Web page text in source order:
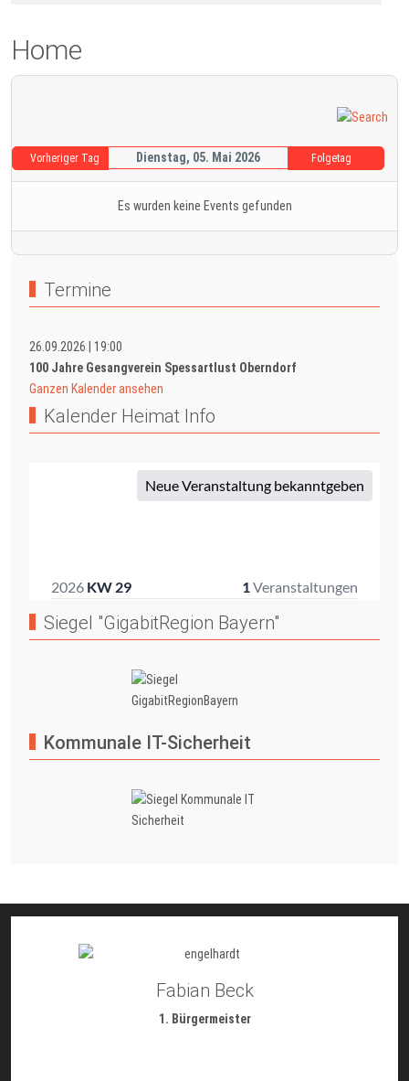
Home
Vorheriger Tag Dienstag, 05. Mai 2026 Folgetag
Es wurden keine Events gefunden
Termine
26.09.2026
19:00
100 Jahre Gesangverein Spessartlust Oberndorf
Ganzen Kalender ansehen
Kalender Heimat Info
Siegel "GigabitRegion Bayern"
Kommunale IT-Sicherheit
Fabian Beck
1. Bürgermeister